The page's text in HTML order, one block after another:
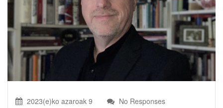
2023(e)ko azaroak 9 No Responses